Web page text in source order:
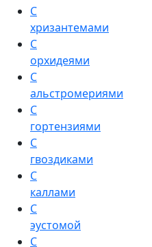
С
хризантемами
С
орхидеями
С
альстромериями
С
гортензиями
С
гвоздиками
С
каллами
С
эустомой
С